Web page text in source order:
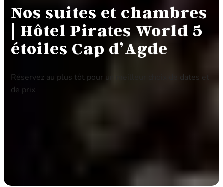
Nos suites et chambres
| Hôtel Pirates World 5
étoiles Cap d’Agde
Réservez au plus tôt pour un meilleur choix de dates et
de prix